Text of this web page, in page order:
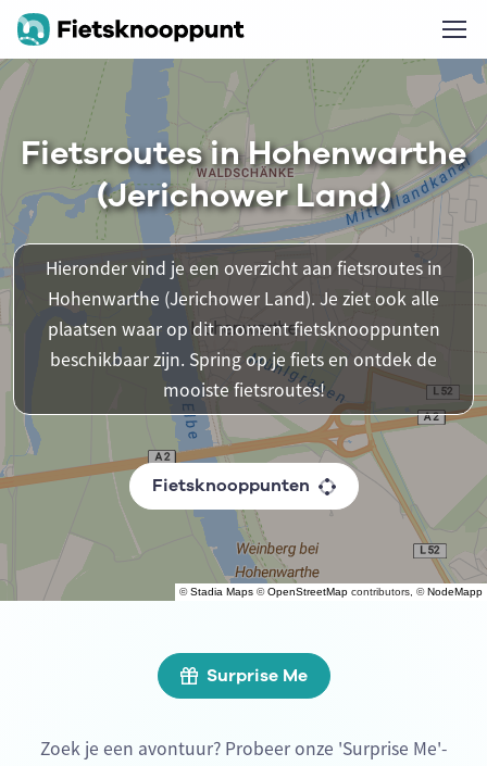
©Stadia Maps ©OpenStreetMap contributors, ©NodeMapp
Fietsroutes in Hohenwarthe
(Jerichower Land)
Hieronder vind je een overzicht aan fietsroutes in
Hohenwarthe (Jerichower Land). Je ziet ook alle
plaatsen waar op dit moment fietsknooppunten
beschikbaar zijn. Spring op je fiets en ontdek de
mooiste fietsroutes!
Fietsknooppunten
Surprise Me
Zoek je een avontuur? Probeer onze 'Surprise Me'-